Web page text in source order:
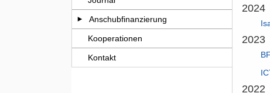
Anschubfinanzierung
Kooperationen
Kontakt
2024
2023
2022